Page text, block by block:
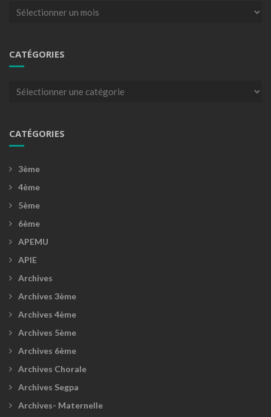
Archives
CATÉGORIES
Catégories
CATÉGORIES
3ème
4ème
5ème
6ème
APEMU
APIE
Archives
Archives 3ème
Archives 4ème
Archives 5ème
Archives 6ème
Archives Chorale
Archives Segpa
Archives- Maternelle